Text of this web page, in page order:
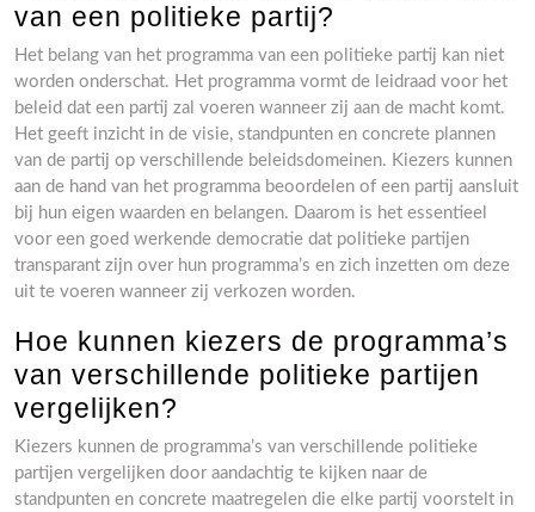
van een politieke partij?
Het belang van het programma van een politieke partij kan niet
worden onderschat. Het programma vormt de leidraad voor het
beleid dat een partij zal voeren wanneer zij aan de macht komt.
Het geeft inzicht in de visie, standpunten en concrete plannen
van de partij op verschillende beleidsdomeinen. Kiezers kunnen
aan de hand van het programma beoordelen of een partij aansluit
bij hun eigen waarden en belangen. Daarom is het essentieel
voor een goed werkende democratie dat politieke partijen
transparant zijn over hun programma’s en zich inzetten om deze
uit te voeren wanneer zij verkozen worden.
Hoe kunnen kiezers de programma’s
van verschillende politieke partijen
vergelijken?
Kiezers kunnen de programma’s van verschillende politieke
partijen vergelijken door aandachtig te kijken naar de
standpunten en concrete maatregelen die elke partij voorstelt in